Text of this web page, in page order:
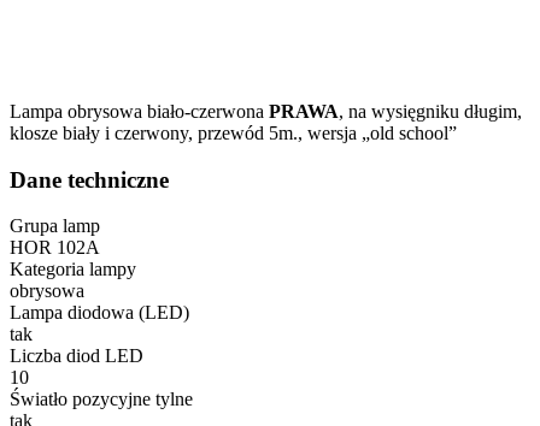
Lampa obrysowa biało-czerwona PRAWA, na wysięgniku długim,
klosze biały i czerwony, przewód 5m., wersja „old school”
Dane techniczne
Grupa lamp
HOR 102A
Kategoria lampy
obrysowa
Lampa diodowa (LED)
tak
Liczba diod LED
10
Światło pozycyjne tylne
tak